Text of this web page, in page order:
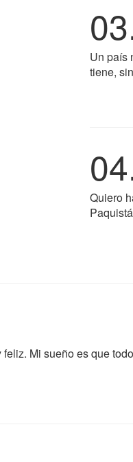
Un país
tiene,
Quiero
Mi sueño es que